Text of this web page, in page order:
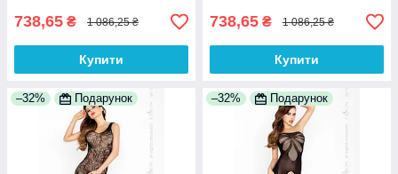
738,65 ₴ 1 086,25 ₴
Купити
738,65 ₴ 1 086,25 ₴
Купити
–32% Подарунок –32% Подарунок